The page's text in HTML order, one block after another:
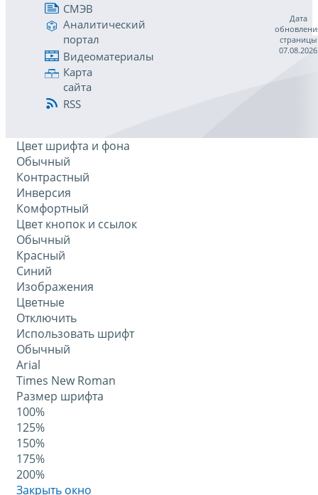
СМЭВ
Аналитический
портал
Видеоматериалы
Карта
сайта
RSS
Дата
страницы
07.08.2026
Цвет шрифта и фона
Обычный
Контрастный
Инверсия
Комфортный
Цвет кнопок и ссылок
Обычный
Красный
Синий
Изображения
Цветные
Отключить
Использовать шрифт
Обычный
Arial
Times New Roman
Размер шрифта
100%
125%
150%
175%
200%
Закрыть окно